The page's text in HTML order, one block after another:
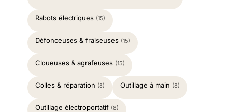
Rabots électriques (15)
Défonceuses & fraiseuses (15)
Cloueuses & agrafeuses (15)
Colles & réparation (8) Outillage à main (8)
Outillage électroportatif (8)